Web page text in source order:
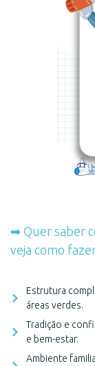
➡ Quer saber
veja como
Estrutura
áreas verdes.
Tradição e
e bem-estar.
Ambiente